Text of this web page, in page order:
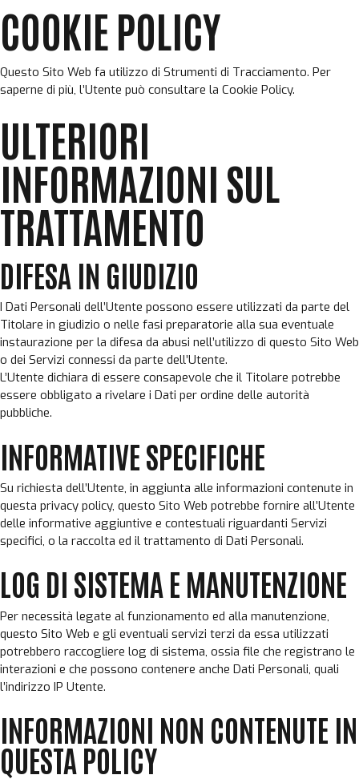
COOKIE POLICY
Questo Sito Web fa utilizzo di Strumenti di Tracciamento. Per
saperne di più, l’Utente può consultare la Cookie Policy.
ULTERIORI
INFORMAZIONI SUL
TRATTAMENTO
DIFESA IN GIUDIZIO
I Dati Personali dell’Utente possono essere utilizzati da parte del
Titolare in giudizio o nelle fasi preparatorie alla sua eventuale
instaurazione per la difesa da abusi nell’utilizzo di questo Sito Web
o dei Servizi connessi da parte dell’Utente.
L’Utente dichiara di essere consapevole che il Titolare potrebbe
essere obbligato a rivelare i Dati per ordine delle autorità
pubbliche.
INFORMATIVE SPECIFICHE
Su richiesta dell’Utente, in aggiunta alle informazioni contenute in
questa privacy policy, questo Sito Web potrebbe fornire all’Utente
delle informative aggiuntive e contestuali riguardanti Servizi
specifici, o la raccolta ed il trattamento di Dati Personali.
LOG DI SISTEMA E MANUTENZIONE
Per necessità legate al funzionamento ed alla manutenzione,
questo Sito Web e gli eventuali servizi terzi da essa utilizzati
potrebbero raccogliere log di sistema, ossia file che registrano le
interazioni e che possono contenere anche Dati Personali, quali
l’indirizzo IP Utente.
INFORMAZIONI NON CONTENUTE IN
QUESTA POLICY